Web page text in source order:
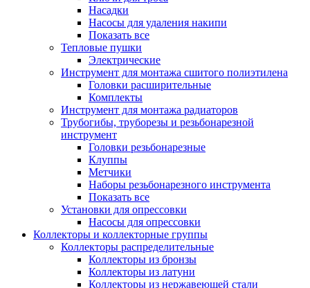
Насадки
Насосы для удаления накипи
Показать все
Тепловые пушки
Электрические
Инструмент для монтажа сшитого полиэтилена
Головки расширительные
Комплекты
Инструмент для монтажа радиаторов
Трубогибы, труборезы и резьбонарезной
инструмент
Головки резьбонарезные
Клуппы
Метчики
Наборы резьбонарезного инструмента
Показать все
Установки для опрессовки
Насосы для опрессовки
Коллекторы и коллекторные группы
Коллекторы распределительные
Коллекторы из бронзы
Коллекторы из латуни
Коллекторы из нержавеющей стали